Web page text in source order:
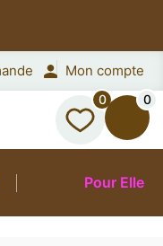
Mon compte
0 0
Pour Elle